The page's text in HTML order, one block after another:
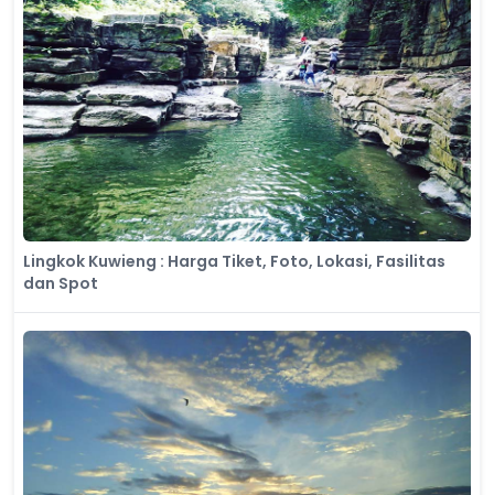
Lingkok Kuwieng : Harga Tiket, Foto, Lokasi, Fasilitas
dan Spot